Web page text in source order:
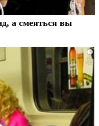
а смеяться вы
i